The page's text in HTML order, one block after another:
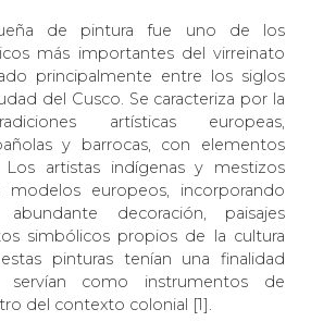
de pintura fue uno de los
más importantes del virreinato
principalmente entre los siglos
del Cusco. Se caracteriza por la
artísticas europeas,
y barrocas, con elementos
Los artistas indígenas y mestizos
modelos europeos, incorporando
decoración, paisajes
simbólicos propios de la cultura
pinturas tenían una finalidad
servían como instrumentos de
del contexto colonial [1].